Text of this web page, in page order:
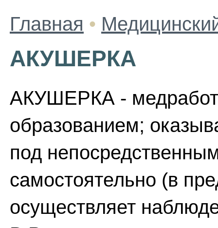
Главная •
АКУШЕРКА
АКУШЕРКА -
образованием;
под
самостоятельно (в
осуществляет